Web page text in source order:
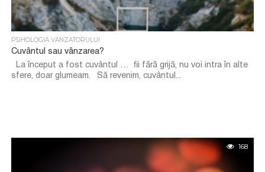
PSIHOLOGIA VANZATORULUI
Cuvântul sau vânzarea?
La început a fost cuvântul … fii fără grijă, nu voi intra în alte
sfere, doar glumeam. Să revenim, cuvântul...
168